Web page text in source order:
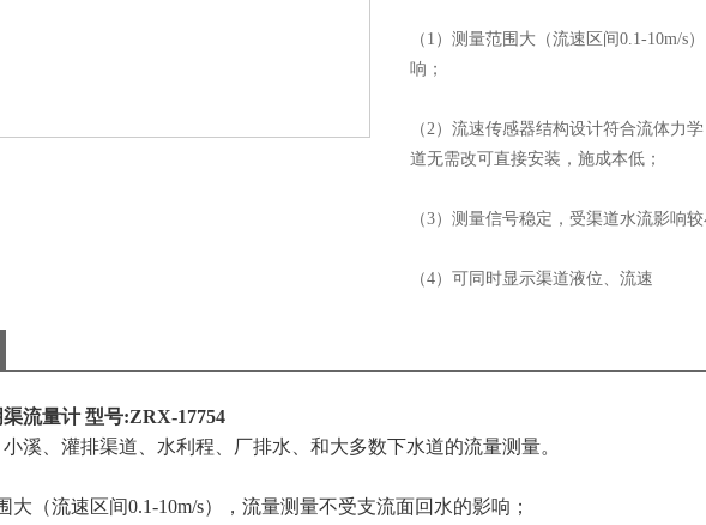
（1）测量范围大（流速区间0.1-10m/s
响；
（2）流速传感器结构设计符合流体力
道无需改可直接安装，施成本低；
（3）测量信号稳定，受渠道水流影响较
（4）可同时显示渠道液位、流速
流量计 型号:ZRX-17754
溪、灌排渠道、水利程、厂排水、和大多数下水道的流量测量。
大（流速区间0.1-10m/s），流量测量不受支流面回水的影响；